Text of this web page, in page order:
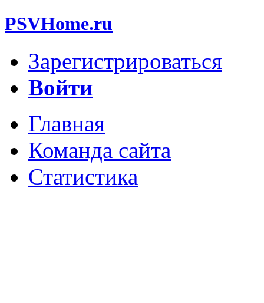
PSVHome.ru
Зарегистрироваться
Войти
Главная
Команда сайта
Статистика